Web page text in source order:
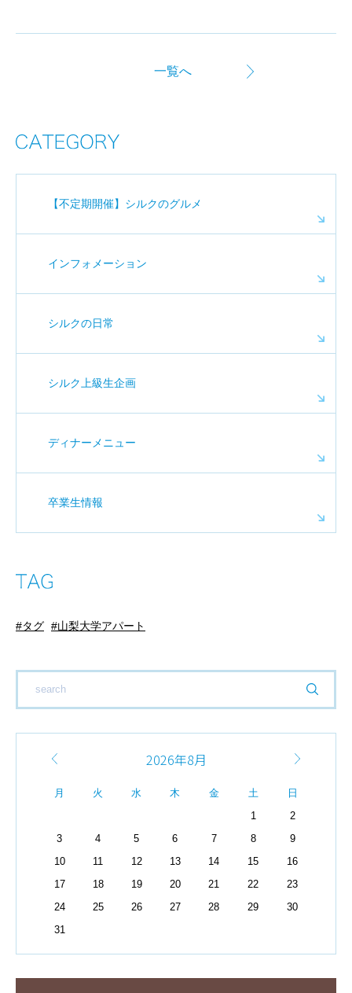
一覧へ
【不定期開催】シルクのグルメ
インフォメーション
シルクの日常
シルク上級生企画
ディナーメニュー
卒業生情報
タグ 山梨大学アパート
2026年8月
月 火 水 木 金 土
日
1
2
3
4 5 6 7 8
9
10
11 12 13 14 15
16
17
18 19 20 21 22
23
24
25 26 27 28 29
30
31